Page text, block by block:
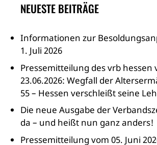
NEUESTE BEITRÄGE
Informationen zur
1. Juli 2026
Pressemitteilung des vrb hessen
23.06.2026: Wegfall der
55 – Hessen verschleißt seine
Die neue Ausgabe der
da – und heißt nun ganz anders!
Pressemitteilung vom 05. Juni